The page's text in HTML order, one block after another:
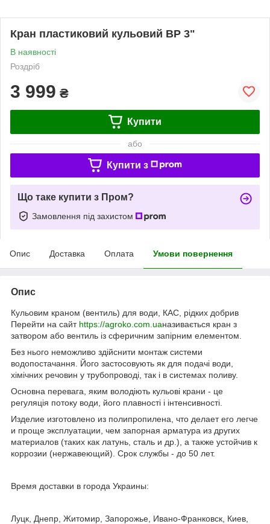
Кран пластиковий кульовий ВР 3"
В наявності
Роздріб
3 999 ₴
Купити
або
Купити з
Що таке купити з Пром?
Замовлення під захистом
Опис Доставка Оплата Умови повернення
Опис
Кульовим краном (вентиль) для води, КАС, рідких добрив
Перейти на сайт https://agroko.com.uaназивається кран з
затвором або вентиль із сферичним запірним елементом.
Без нього неможливо здійснити монтаж системи
водопостачання. Його застосовують як для подачі води,
хімічних речовин у трубопроводі, так і в системах поливу.
Основна перевага, яким володіють кульові крани - це
регуляція потоку води, його плавності і інтенсивності.
Изделие изготовлено из полипропилена, что делает его легче
и проще эксплуатации, чем запорная арматура из других
материалов (таких как латунь, сталь и др.), а также устойчив к
коррозии (нержавеющий). Срок службы - до 50 лет.
Время доставки в города Украины:
Луцк, Днепр, Житомир, Запорожье, Ивано-Франковск, Киев,